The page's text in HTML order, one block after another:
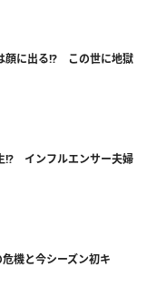
顔に出る!? この世に地獄
!? インフルエンサー夫婦
機と今シーズン初キ